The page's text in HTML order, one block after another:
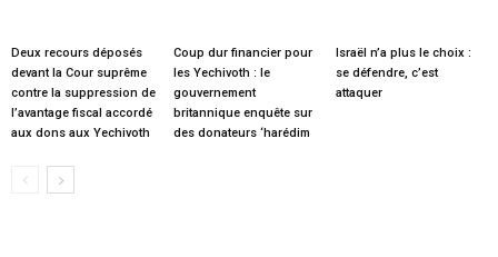
Deux recours déposés
devant la Cour suprême
contre la suppression de
l’avantage fiscal accordé
aux dons aux Yechivoth
Coup dur financier pour
les Yechivoth : le
gouvernement
britannique enquête sur
des donateurs ‘harédim
Israël n’a plus le choix :
se défendre, c’est
attaquer